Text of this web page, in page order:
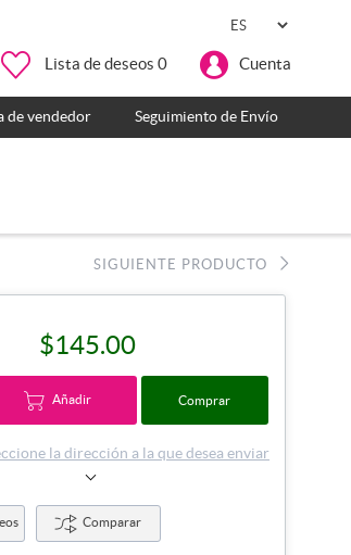
Lista de deseos 0 Cuenta
de vendedor Seguimiento de Envío
SIGUIENTE PRODUCTO
$145.00
Añadir Comprar
la dirección a la que desea enviar
Comparar